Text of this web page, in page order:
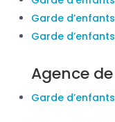
Garde
Garde
Agence
Garde